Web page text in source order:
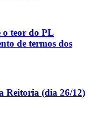
o teor do PL
de termos dos
Reitoria (dia 26/12)